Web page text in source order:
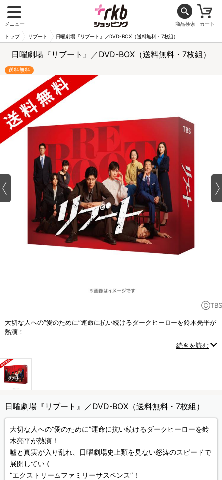
メニュー 商品検索 カート
トップ リブート 日曜劇場『リブート』／DVD-BOX（送料無料・7枚組）
日曜劇場『リブート』／DVD-BOX（送料無料・7枚組）
送料無料
ⒸTBS
大切な人への“愛のために”運命に抗い続けるダークヒーローを鈴木亮平が
熱演！
嘘と真実が入り乱れ、日曜劇場史上類を見ない怒涛のスピードで展開し
“エクストリームファミリーサスペンス”！
続きを読む
日曜劇場『リブート』／DVD-BOX（送料無料・7枚組）
大切な人への“愛のために”運命に抗い続けるダークヒーローを鈴
木亮平が熱演！
嘘と真実が入り乱れ、日曜劇場史上類を見ない怒涛のスピードで
展開していく
“エクストリームファミリーサスペンス”！